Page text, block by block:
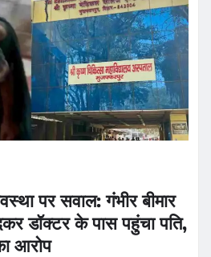
पर सवाल: गंभीर बीमार
डॉक्टर के पास पहुंचा पति,
आरोप